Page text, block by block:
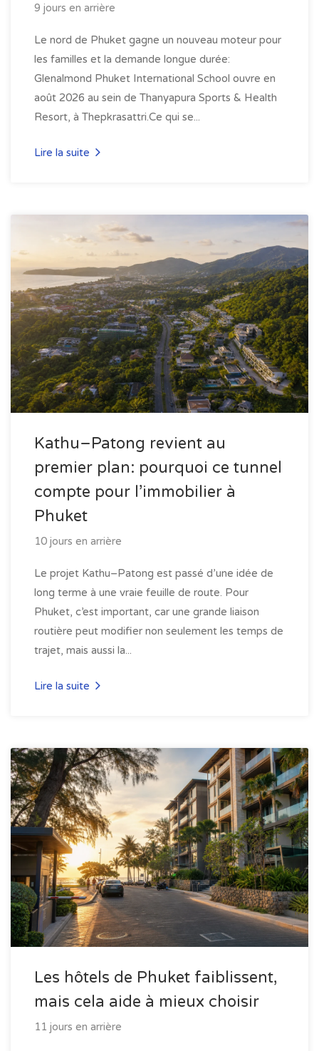
9 jours en arrière
Le nord de Phuket gagne un nouveau moteur pour
les familles et la demande longue durée:
Glenalmond Phuket International School ouvre en
août 2026 au sein de Thanyapura Sports & Health
Resort, à Thepkrasattri.Ce qui se...
Lire la suite
Kathu–Patong revient au
premier plan: pourquoi ce tunnel
compte pour l’immobilier à
Phuket
10 jours en arrière
Le projet Kathu–Patong est passé d’une idée de
long terme à une vraie feuille de route. Pour
Phuket, c’est important, car une grande liaison
routière peut modifier non seulement les temps de
trajet, mais aussi la...
Lire la suite
Les hôtels de Phuket faiblissent,
mais cela aide à mieux choisir
11 jours en arrière